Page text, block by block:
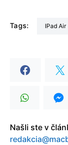
Tags: iPad Air
Našli ste v